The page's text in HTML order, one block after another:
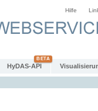
Hilfe
HyDAS-API